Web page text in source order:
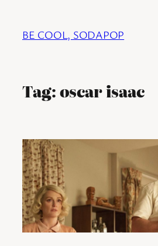
BE COOL, SODAPOP
Tag:oscar isaac